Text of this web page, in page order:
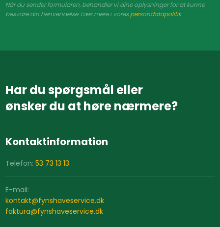
Når du sender formularen, behandler vi dine oplysninger for at kunne
besvare din henvendelse. Læs mere i vorespersondatapolitik.​​
Har du spørgsmål eller
​ønsker du at høre nærmere?
Kontaktinformation
Telefon: 53 73 13 13
E-mail:
​kontakt@fynshaveservice.dk
​faktura@fynshaveservice.dk​